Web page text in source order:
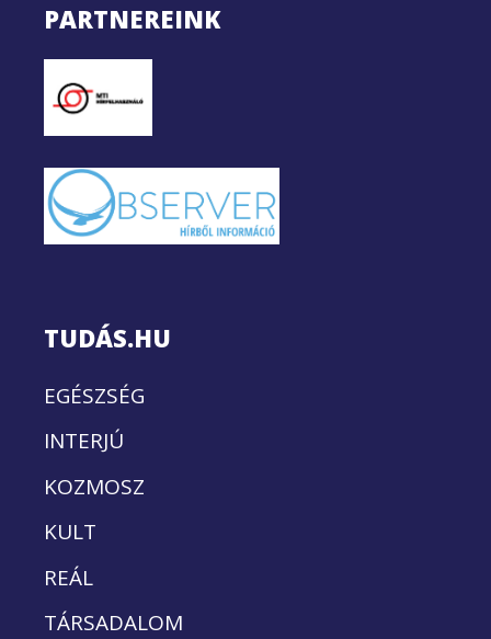
PARTNEREINK
TUDÁS.HU
EGÉSZSÉG
INTERJÚ
KOZMOSZ
KULT
REÁL
TÁRSADALOM